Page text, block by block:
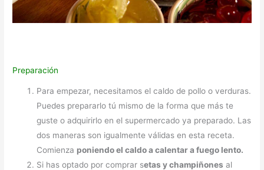
Preparación
Para empezar, necesitamos el caldo de pollo o verduras.
Puedes prepararlo tú mismo de la forma que más te
guste o adquirirlo en el supermercado ya preparado. Las
dos maneras son igualmente válidas en esta receta.
Comienza poniendo el caldo a calentar a fuego lento.
Si has optado por comprar setas y champiñones al